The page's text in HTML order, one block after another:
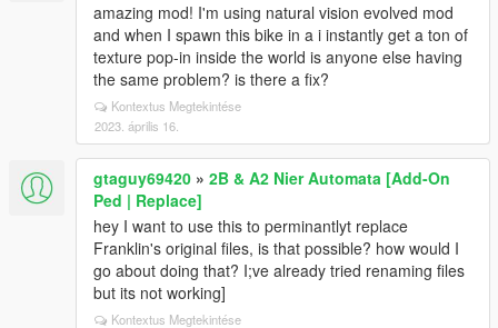
amazing mod! I'm using natural vision evolved mod
and when I spawn this bike in a i instantly get a ton of
texture pop-in inside the world is anyone else having
the same problem? is there a fix?
Kontextus Megtekintése
2023. április 16.
gtaguy69420 » 2B & A2 Nier Automata [Add-On
Ped | Replace]
hey I want to use this to perminantlyt replace
Franklin's original files, is that possible? how would I
go about doing that? I;ve already tried renaming files
but its not working]
Kontextus Megtekintése